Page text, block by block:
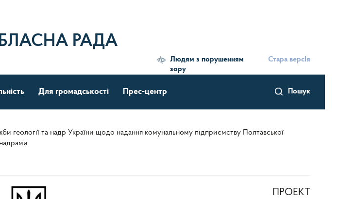
РАДА
Людям з порушенням
зору
Стара версІя
Пошук
Для громадськості Прес-центр
геології та надр України щодо надання комунальному підприємству Полтавської
ПРОЕКТ